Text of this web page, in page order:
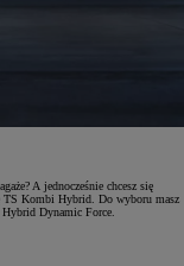
A jednocześnie chcesz się
TS Kombi Hybrid. Do wyboru masz
Dynamic Force.